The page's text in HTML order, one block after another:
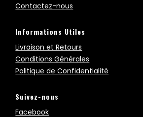
Contactez-nous
Informations Utiles
Livraison et Retours
Conditions Générales
Politique de Confidentialité
Suivez-nous
Facebook